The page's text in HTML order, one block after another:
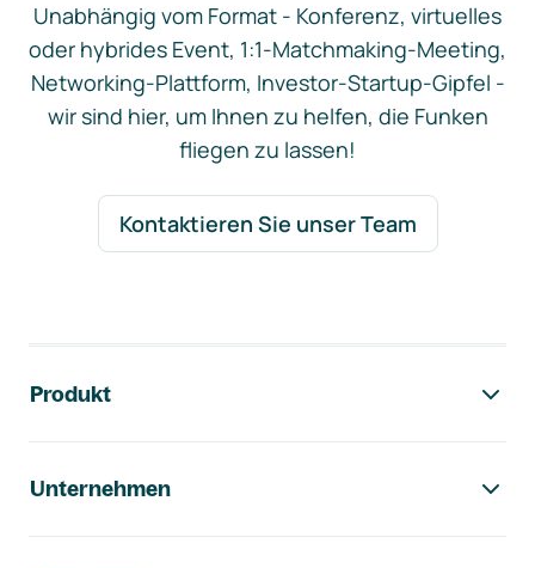
Unabhängig vom Format - Konferenz, virtuelles
oder hybrides Event, 1:1-Matchmaking-Meeting,
Networking-Plattform, Investor-Startup-Gipfel -
wir sind hier, um Ihnen zu helfen, die Funken
fliegen zu lassen!
Kontaktieren Sie unser Team
Produkt
Unternehmen